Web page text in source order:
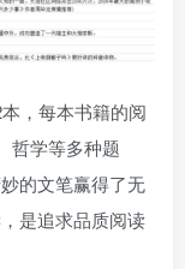
，每本书籍的阅
哲学等多种题
的文笔赢得了无
是追求品质阅读